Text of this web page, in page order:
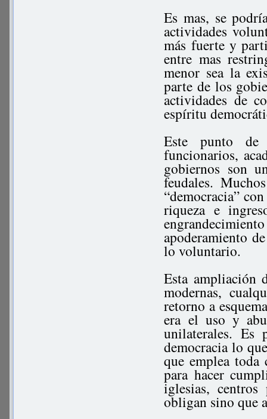
Es mas, se
actividades
más fuerte y
entre mas
menor sea la
parte de los
actividades de
espíritu
Este punto de
funcionarios,
gobiernos son
feudales.
“democracia”
riqueza e
apoderamiento
lo voluntario.
Esta ampliación
modernas,
retorno a
era el uso y
unilaterales. Es
democracia lo
que emplea toda
para hacer
iglesias,
obligan sino que